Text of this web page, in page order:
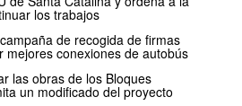
los trabajos
de recogida de firmas
mejores conexiones de autobús
las obras de los Bloques
un modificado del proyecto